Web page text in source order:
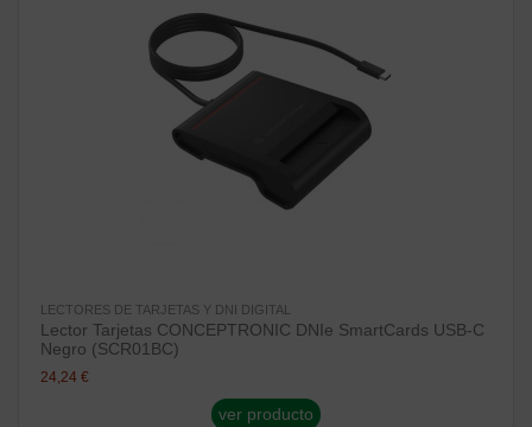
LECTORES DE TARJETAS Y DNI DIGITAL
Lector Tarjetas CONCEPTRONIC DNIe SmartCards USB-C
Negro (SCR01BC)
24,24 €
ver producto